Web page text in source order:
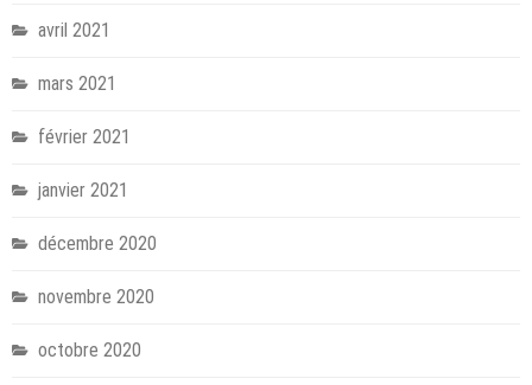
avril 2021
mars 2021
février 2021
janvier 2021
décembre 2020
novembre 2020
octobre 2020